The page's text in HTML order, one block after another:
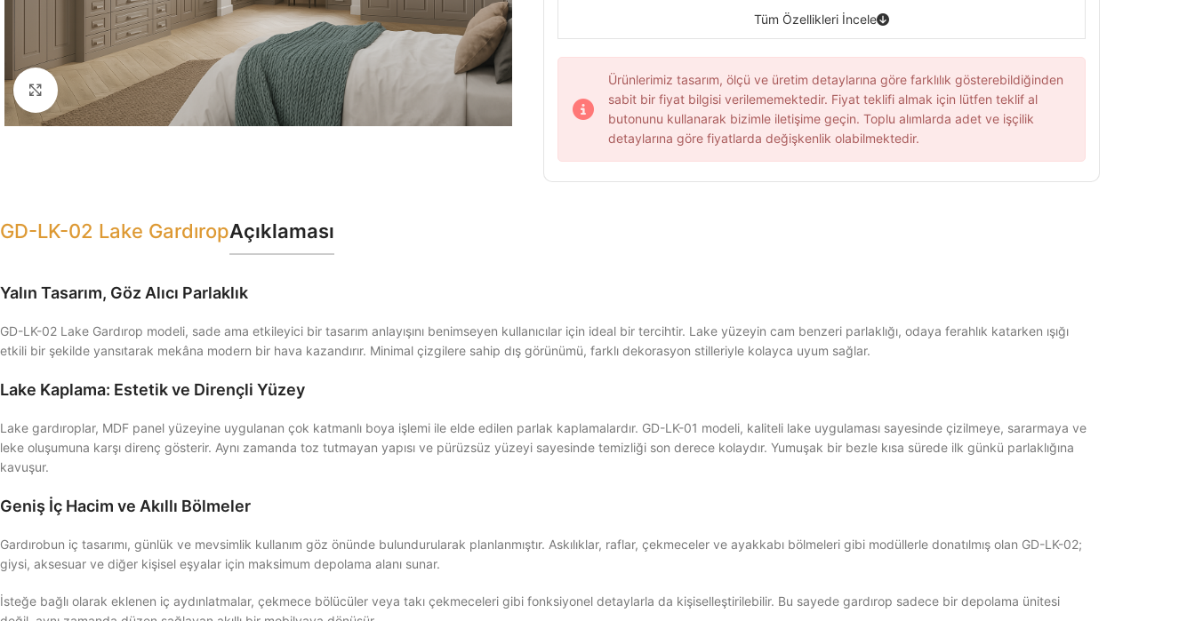
Click to enlarge
Tüm Özellikleri İncele
Ürünlerimiz tasarım, ölçü ve üretim detaylarına göre farklılık gösterebildiğinden
sabit bir fiyat bilgisi verilememektedir. Fiyat teklifi almak için lütfen teklif al
butonunu kullanarak bizimle iletişime geçin. Toplu alımlarda adet ve işçilik
detaylarına göre fiyatlarda değişkenlik olabilmektedir.
GD-LK-02 Lake GardıropAçıklaması
Yalın Tasarım, Göz Alıcı Parlaklık
GD-LK-02 Lake Gardırop modeli, sade ama etkileyici bir tasarım anlayışını benimseyen kullanıcılar için ideal bir tercihtir. Lake yüzeyin cam benzeri parlaklığı, odaya ferahlık katarken ışığı
etkili bir şekilde yansıtarak mekâna modern bir hava kazandırır. Minimal çizgilere sahip dış görünümü, farklı dekorasyon stilleriyle kolayca uyum sağlar.
Lake Kaplama: Estetik ve Dirençli Yüzey
Lake gardıroplar, MDF panel yüzeyine uygulanan çok katmanlı boya işlemi ile elde edilen parlak kaplamalardır. GD-LK-01 modeli, kaliteli lake uygulaması sayesinde çizilmeye, sararmaya ve
leke oluşumuna karşı direnç gösterir. Aynı zamanda toz tutmayan yapısı ve pürüzsüz yüzeyi sayesinde temizliği son derece kolaydır. Yumuşak bir bezle kısa sürede ilk günkü parlaklığına
kavuşur.
Geniş İç Hacim ve Akıllı Bölmeler
Gardırobun iç tasarımı, günlük ve mevsimlik kullanım göz önünde bulundurularak planlanmıştır. Askılıklar, raflar, çekmeceler ve ayakkabı bölmeleri gibi modüllerle donatılmış olan GD-LK-02;
giysi, aksesuar ve diğer kişisel eşyalar için maksimum depolama alanı sunar.
İsteğe bağlı olarak eklenen iç aydınlatmalar, çekmece bölücüler veya takı çekmeceleri gibi fonksiyonel detaylarla da kişiselleştirilebilir. Bu sayede gardırop sadece bir depolama ünitesi